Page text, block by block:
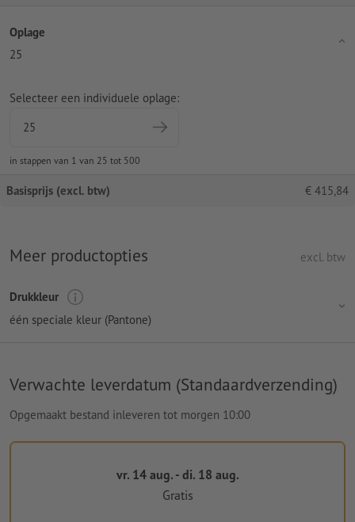
Oplage
25
Selecteer een individuele oplage:
in stappen van 1 van 25 tot 500
Basisprijs (excl. btw) € 415,84
Meer productopties excl. btw
Drukkleur
één speciale kleur (Pantone)
Verwachte leverdatum (Standaardverzending)
Opgemaakt bestand inleveren tot morgen 10:00
vr. 14 aug. - di. 18 aug.
Gratis